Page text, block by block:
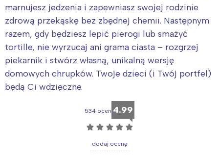
marnujesz jedzenia i zapewniasz swojej rodzinie
zdrową przekąskę bez zbędnej chemii. Następnym
razem, gdy będziesz lepić pierogi lub smażyć
tortille, nie wyrzucaj ani grama ciasta – rozgrzej
piekarnik i stwórz własną, unikalną wersję
domowych chrupków. Twoje dzieci (i Twój portfel)
będą Ci wdzięczne.
534 ocen 4.99
☆ ☆ ☆ ☆ ☆
dodaj ocenę